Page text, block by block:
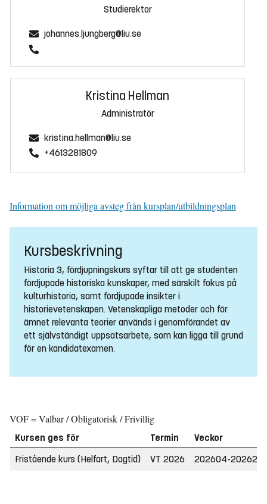
Studierektor
johannes.ljungberg@liu.se
Kristina Hellman
Administratör
kristina.hellman@liu.se
+4613281809
Information om möjliga avsteg från kursplan/utbildningsplan
Kursbeskrivning
Historia 3, fördjupningskurs syftar till att ge studenten
fördjupade historiska kunskaper, med särskilt fokus på
kulturhistoria, samt fördjupade insikter i
historievetenskapen. Vetenskapliga metoder och för
ämnet relevanta teorier används i genomförandet av
ett självständigt uppsatsarbete, som kan ligga till grund
för en kandidatexamen.
VOF = Valbar / Obligatorisk / Frivillig
Kursen ges för Termin
Veckor
Fristående kurs (Helfart, Dagtid)
VT 2026 202604-202623